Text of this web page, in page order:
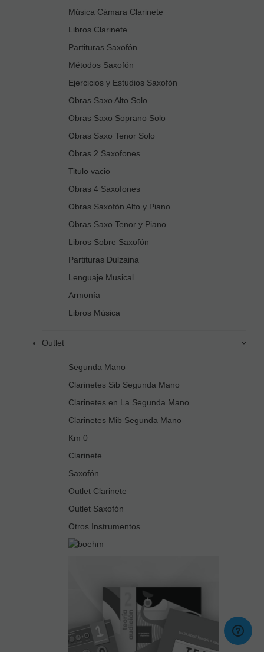
Música Cámara Clarinete
Libros Clarinete
Partituras Saxofón
Métodos Saxofón
Ejercicios y Estudios Saxofón
Obras Saxo Alto Solo
Obras Saxo Soprano Solo
Obras Saxo Tenor Solo
Obras 2 Saxofones
Titulo vacio
Obras 4 Saxofones
Obras Saxofón Alto y Piano
Obras Saxo Tenor y Piano
Libros Sobre Saxofón
Partituras Dulzaina
Lenguaje Musical
Armonía
Libros Música
Outlet
Segunda Mano
Clarinetes Sib Segunda Mano
Clarinetes en La Segunda Mano
Clarinetes Mib Segunda Mano
Km 0
Clarinete
Saxofón
Outlet Clarinete
Outlet Saxofón
Otros Instrumentos